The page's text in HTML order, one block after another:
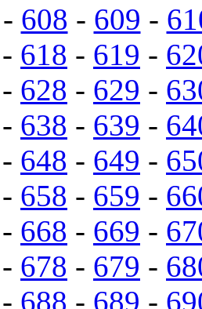
- 608 - 609 -
- 618 - 619 -
- 628 - 629 -
- 638 - 639 -
- 648 - 649 -
- 658 - 659 -
- 668 - 669 -
- 678 - 679 -
- 688 - 689 -